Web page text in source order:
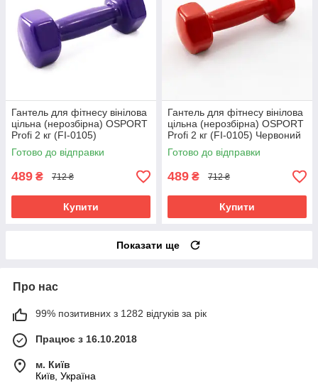
Гантель для фітнесу вінілова
цільна (нерозбірна) OSPORT
Profi 2 кг (FI-0105)
Фіолетовий
Готово до відправки
489 ₴ 712 ₴
Купити
Гантель для фітнесу вінілова
цільна (нерозбірна) OSPORT
Profi 2 кг (FI-0105) Червоний
Готово до відправки
489 ₴ 712 ₴
Купити
Показати ще
Про нас
99% позитивних з 1282 відгуків за рік
Працює з 16.10.2018
м. Київ
Київ, Україна